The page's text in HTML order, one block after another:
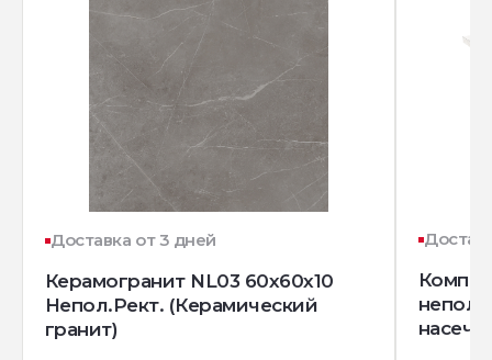
Доставка от 3 дней
Керамогранит NL03 60x60x10
Непол.Рект. (Керамический
гранит)
непол.